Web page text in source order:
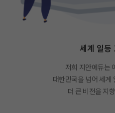
세계 일등
저희 지안에듀는
대한민국을 넘어 세계
더 큰 비전을 지